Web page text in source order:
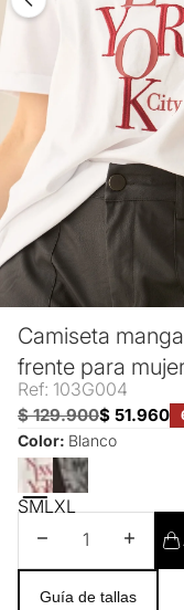
Camiseta
frente para
Ref: 103G004
$ 129.900$ 51.960
Color: Blanco
SML XL
Disminuir cantidad
Guía de tallas